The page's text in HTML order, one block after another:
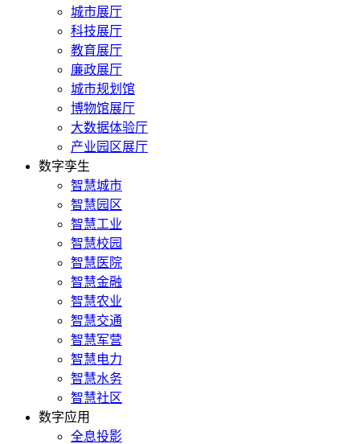
城市展厅
科技展厅
教育展厅
廉政展厅
城市规划馆
博物馆展厅
大数据体验厅
产业园区展厅
数字孪生
智慧城市
智慧园区
智慧工业
智慧校园
智慧医院
智慧金融
智慧农业
智慧交通
智慧军营
智慧电力
智慧水务
智慧社区
数字应用
全息投影